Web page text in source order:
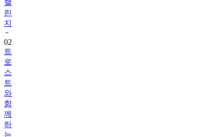
지
02
트
로
스
트
와
함
께
하
는
인